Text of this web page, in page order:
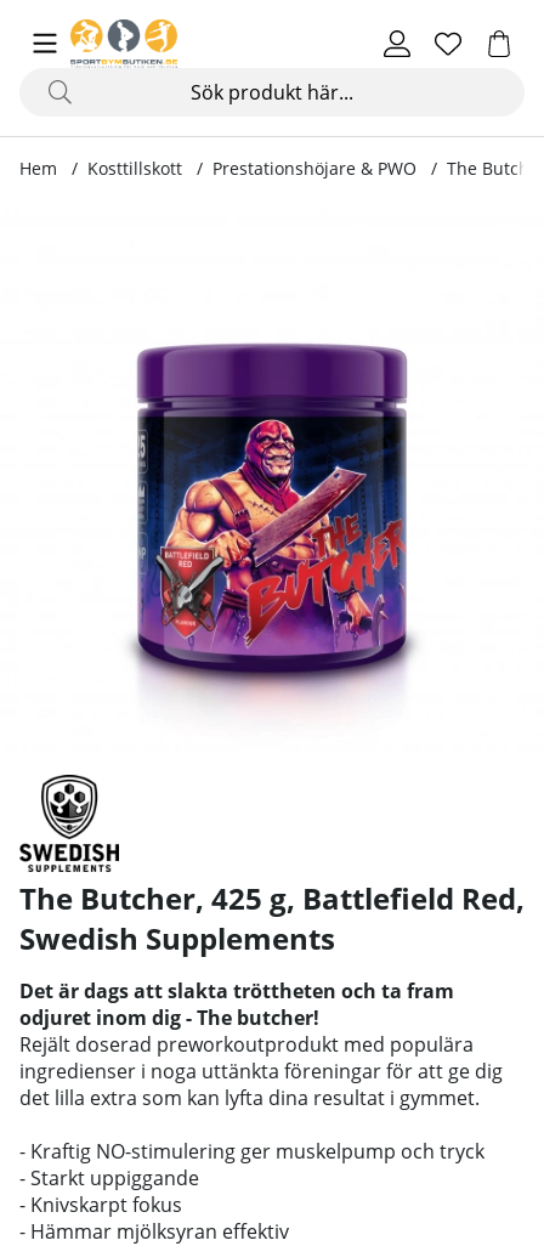
Hem Kosttillskott Prestationshöjare & PWO The
The Butcher, 425 g, Battlefield Red,
Swedish Supplements
Det är dags att slakta tröttheten och ta fram
odjuret inom dig - The butcher!
Rejält doserad preworkoutprodukt med populära
ingredienser i noga uttänkta föreningar för att ge dig
det lilla extra som kan lyfta dina resultat i gymmet.
- Kraftig NO-stimulering ger muskelpump och tryck
- Starkt uppiggande
- Knivskarpt fokus
- Hämmar mjölksyran effektiv